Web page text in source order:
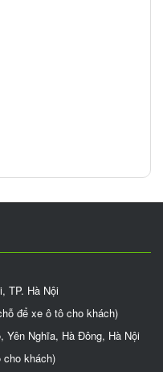
TP. Hà Nội
để xe ô tô cho khách)
Nghĩa, Hà Đông, Hà Nội
cho khách)